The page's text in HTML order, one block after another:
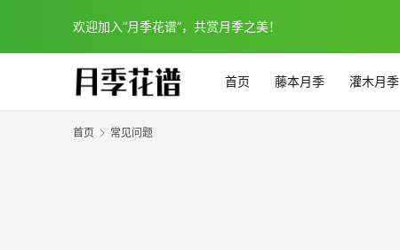
欢迎加入“月季花谱”，共赏月季之美！
首页 藤本月季 灌木月季
首页 常见问题